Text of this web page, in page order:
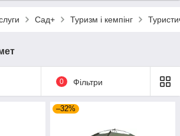
Сад+ Туризм і кемпінг
0 Фільтри
–32%